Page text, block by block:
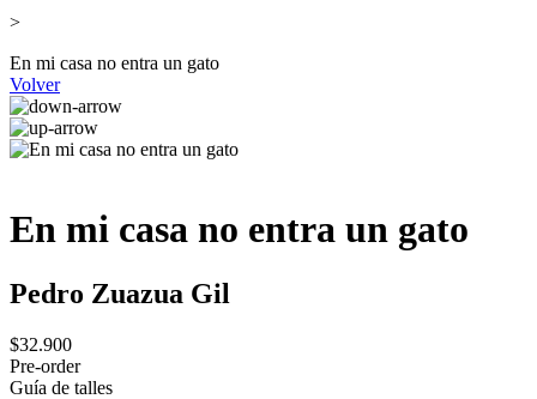
>
En mi casa no entra un gato
Volver
En mi casa no entra un gato
Pedro Zuazua Gil
$32.900
Pre-order
Guía de talles